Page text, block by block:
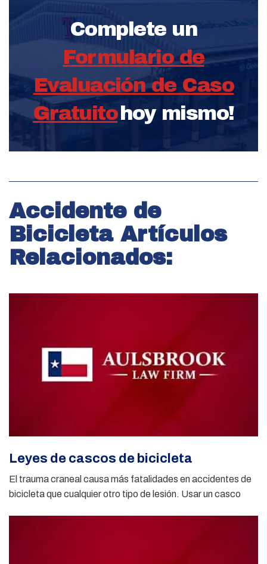
Complete un
Formulario de
Evaluación de Caso
Gratuitohoy mismo!
Accidente de
Bicicleta Artículos
Relacionados:
Leyes de cascos de bicicleta
El trauma craneal causa más fatalidades en accidentes de
bicicleta que cualquier otro tipo de lesión. Usar un casco